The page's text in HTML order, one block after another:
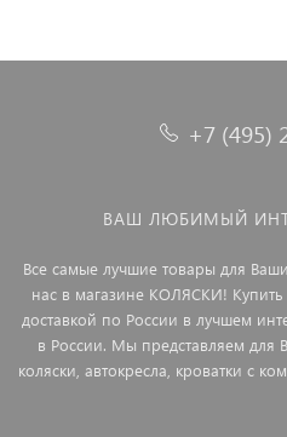
+7 (495)
ВАШ ЛЮБИМЫЙ
Все самые лучшие товары для
нас в магазине КОЛЯСКИ!
доставкой по России в лучшем
в России. Мы представляем для
коляски, автокресла, кроватки с